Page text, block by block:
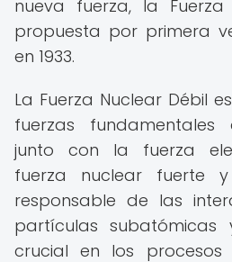
nueva fuerza, la Fuerza
propuesta por primera
en 1933.
La Fuerza Nuclear Débil
fuerzas
junto con la fuerza
fuerza nuclear fuerte
responsable de las
partículas
crucial en los procesos